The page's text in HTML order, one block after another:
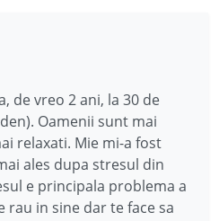
de vreo 2 ani, la 30 de
Oamenii sunt mai
relaxati. Mie mi-a fost
ales dupa stresul din
e principala problema a
rau in sine dar te face sa